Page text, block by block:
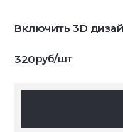
Включить 3D
320руб/шт